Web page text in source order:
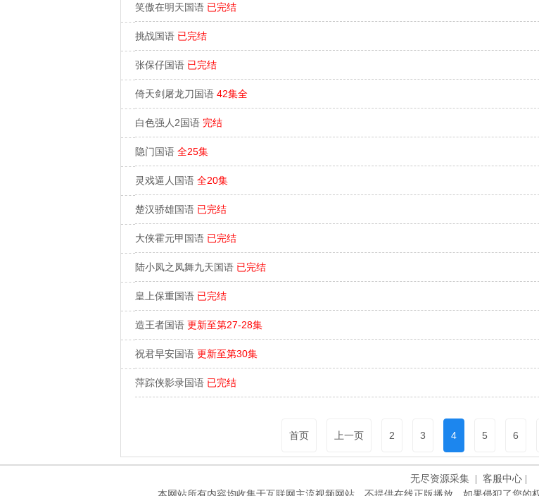
笑傲在明天国语 已完结
挑战国语 已完结
张保仔国语 已完结
倚天剑屠龙刀国语 42集全
白色强人2国语 完结
隐门国语 全25集
灵戏逼人国语 全20集
楚汉骄雄国语 已完结
大侠霍元甲国语 已完结
陆小凤之凤舞九天国语 已完结
皇上保重国语 已完结
造王者国语 更新至第27-28集
祝君早安国语 更新至第30集
萍踪侠影录国语 已完结
首页 上一页 2 3 4 5 6
无尽资源采集 | 客服中心 |